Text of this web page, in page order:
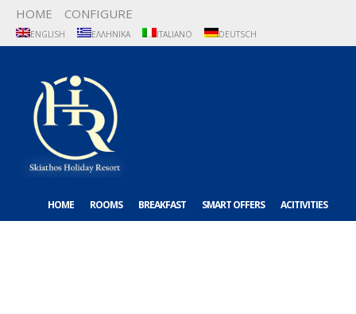
HOME CONFIGURE
ENGLISH ΕΛΛΗΝΙΚΆ ITALIANO DEUTSCH
HOME ROOMS BREAKFAST SMART OFFERS ACITIVITIES